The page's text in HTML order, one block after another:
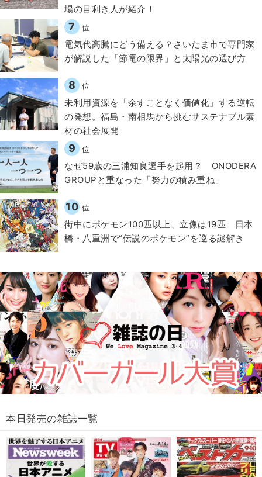
場の目利き人が紹介！
7 位
電気代高騰にどう備える？さいたま市で専門家
が解説した「節電の限界」と太陽光の選び方
8 位
​​未利用資源を「余すことなく価値化」する逆転
の発想。福島・南相馬から挑むサステナブル素
材の社会展開​
9 位
なぜ59歳の三浦知良選手を起用？ ONODERA
GROUPと重なった「努力の積み重ね」
10 位
街中にポケモン100匹以上、立像は19匹 日本
橋・八重洲で“伝説のポケモン”を巡る謎解き
本日発売の雑誌一覧